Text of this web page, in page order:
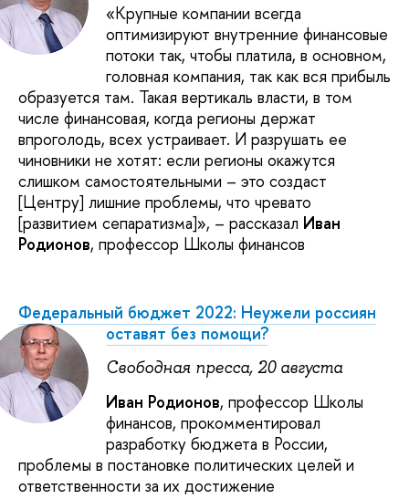
«Крупные компании всегда
оптимизируют внутренние финансовые
потоки так, чтобы платила, в основном,
головная компания, так как вся прибыль
образуется там. Такая вертикаль власти, в том
числе финансовая, когда регионы держат
впроголодь, всех устраивает. И разрушать ее
чиновники не хотят: если регионы окажутся
слишком самостоятельными – это создаст
[Центру] лишние проблемы, что чревато
[развитием сепаратизма]», – рассказал Иван
Родионов, профессор Школы финансов
Федеральный бюджет 2022: Неужели россиян
оставят без помощи?
Свободная пресса, 20 августа
Иван Родионов, профессор Школы
финансов, прокомментировал
разработку бюджета в России,
проблемы в постановке политических целей и
ответственности за их достижение